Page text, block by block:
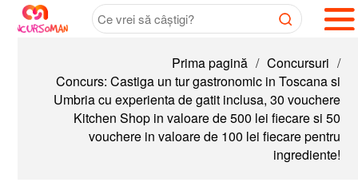
Prima pagină / Concursuri /
Concurs: Castiga un tur gastronomic in Toscana si
Umbria cu experienta de gatit inclusa, 30 vouchere
Kitchen Shop in valoare de 500 lei fiecare si 50
vouchere in valoare de 100 lei fiecare pentru
ingrediente!